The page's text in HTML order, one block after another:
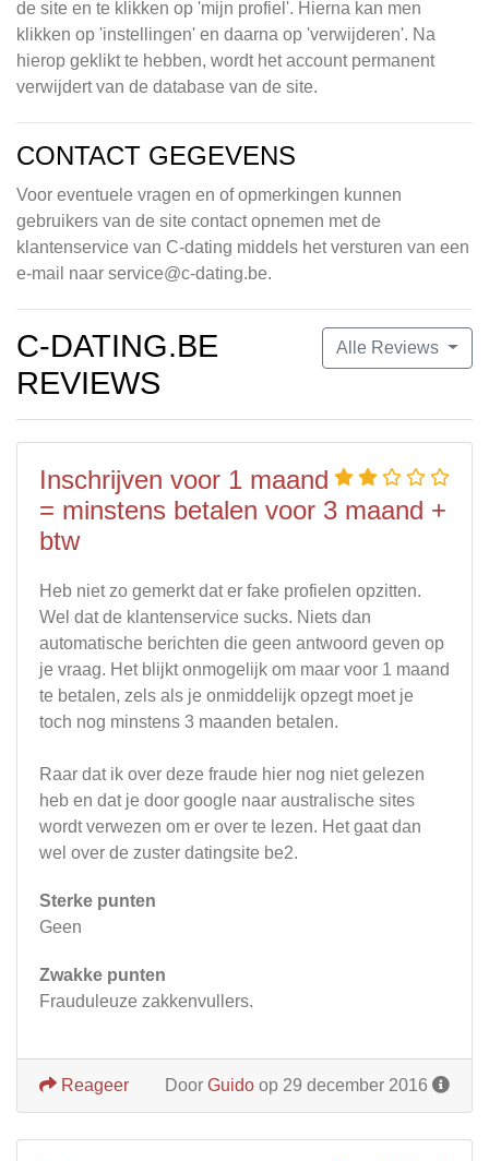
de site en te klikken op 'mijn profiel'. Hierna kan men
klikken op 'instellingen' en daarna op 'verwijderen'. Na
hierop geklikt te hebben, wordt het account permanent
verwijdert van de database van de site.
CONTACT GEGEVENS
Voor eventuele vragen en of opmerkingen kunnen
gebruikers van de site contact opnemen met de
klantenservice van C-dating middels het versturen van een
e-mail naar service@c-dating.be.
Alle Reviews
C-DATING.BE
REVIEWS
Inschrijven voor 1 maand
= minstens betalen voor 3 maand +
btw
Heb niet zo gemerkt dat er fake profielen opzitten.
Wel dat de klantenservice sucks. Niets dan
automatische berichten die geen antwoord geven op
je vraag. Het blijkt onmogelijk om maar voor 1 maand
te betalen, zels als je onmiddelijk opzegt moet je
toch nog minstens 3 maanden betalen.
Raar dat ik over deze fraude hier nog niet gelezen
heb en dat je door google naar australische sites
wordt verwezen om er over te lezen. Het gaat dan
wel over de zuster datingsite be2.
Sterke punten
Geen
Zwakke punten
Frauduleuze zakkenvullers.
Door Guido op 29 december 2016
Reageer